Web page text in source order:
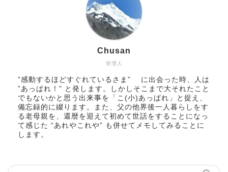
管理人
Chusan
”感動するほどすぐれているさま” に出会った時、人は
”あっぱれ！” と発します。しかしそこまで大それたこと
でもないかと思う出来事を「こ(小)あっぱれ」と捉え、
備忘録的に綴ります。また、父の他界後一人暮らしをす
る老母親を、還暦を迎えて初めて世話をすることになっ
て感じた “あれやこれや” も併せてメモしてみることに
します。